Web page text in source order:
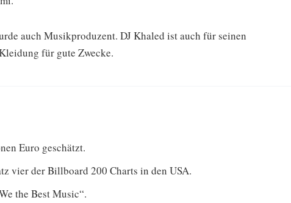
auch Musikproduzent. DJ Khaled ist auch für seinen
für gute Zwecke.
Euro geschätzt.
vier der Billboard 200 Charts in den USA.
the Best Music“.